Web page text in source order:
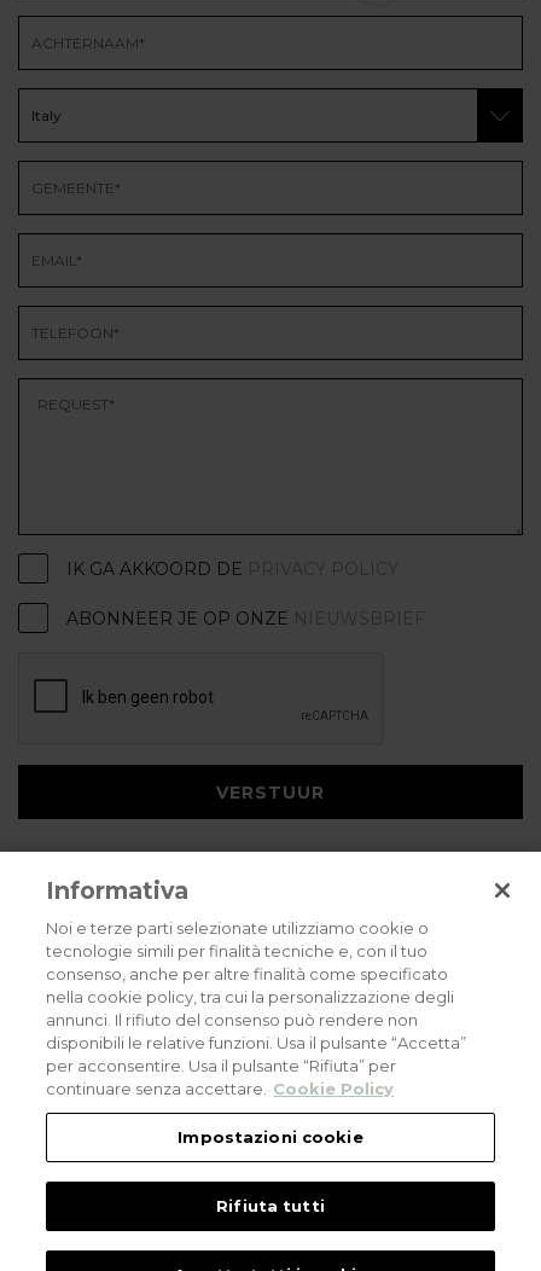
IK GA AKKOORD DE PRIVACY POLICY
ABONNEER JE OP ONZE NIEUWSBRIEF
VERSTUUR
Privacybeleid Cookies policy Careers
© 2026 all rights reserved - Corradi Srl - Via M. Serenari 20 - 40013 Castel
Maggiore (BO) T +39 051 4188411
Codice Fiscale - Partita Iva e Registro Imprese di Bologna: 03464321201. REA BO
- 521198. Capitale Sociale: euro 11.500.000,00
An eLogic Digital Company Project Powered by Xperience
Informativa
Noi e terze parti selezionate utilizziamo cookie o
tecnologie simili per finalità tecniche e, con il tuo
consenso, anche per altre finalità come specificato
nella cookie policy, tra cui la personalizzazione degli
annunci. Il rifiuto del consenso può rendere non
disponibili le relative funzioni. Usa il pulsante “Accetta”
per acconsentire. Usa il pulsante “Rifiuta” per
continuare senza accettare.
Cookie Policy
Impostazioni cookie
Rifiuta tutti